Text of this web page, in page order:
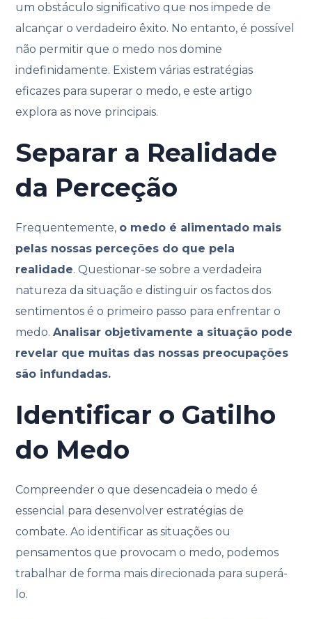
um obstáculo significativo que nos impede de
alcançar o verdadeiro êxito. No entanto, é possível
não permitir que o medo nos domine
indefinidamente. Existem várias estratégias
eficazes para superar o medo, e este artigo
explora as nove principais.
Separar a Realidade
da Perceção
Frequentemente, o medo é alimentado mais
pelas nossas perceções do que pela
realidade. Questionar-se sobre a verdadeira
natureza da situação e distinguir os factos dos
sentimentos é o primeiro passo para enfrentar o
medo.Analisar objetivamente a situação pode
revelar que muitas das nossas preocupações
são infundadas.
Identificar o Gatilho
do Medo
Compreender o que desencadeia o medo é
essencial para desenvolver estratégias de
combate. Ao identificar as situações ou
pensamentos que provocam o medo, podemos
trabalhar de forma mais direcionada para superá-
lo.